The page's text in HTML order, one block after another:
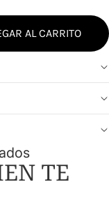
AL CARRITO
TE